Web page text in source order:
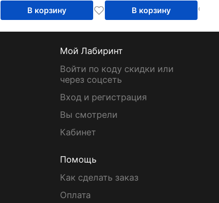
В корзину В корзину
Мой Лабиринт
Войти по коду скидки или
через соцсеть
Вход и регистрация
Вы смотрели
Кабинет
Помощь
Как сделать заказ
Оплата